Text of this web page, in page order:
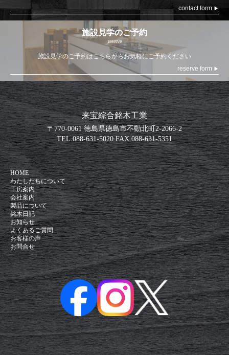
contact form ▶
施設見学のご予約
reserve
施設見学のご予約はこちらからお気軽にご予約ください
reserve form ▶
来宝綜合銘木工業
〒770-0061 徳島県徳島市不動北町2-2066-2
TEL.088-631-5020FAX.088-631-5351
HOME
わたしたちについて
工房案内
会社案内
製品について
銘木日記
お知らせ
よくあるご質問
お客様の声
お問合せ